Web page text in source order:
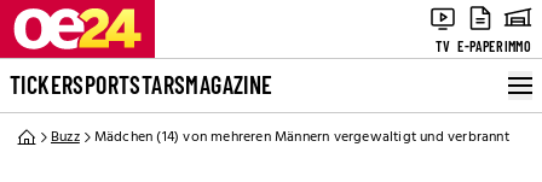
TV E-PAPERIMMO
TICKERSPORTSTARSMAGAZINE
Buzz Mädchen (14) von mehreren Männern vergewaltigt und verbrannt